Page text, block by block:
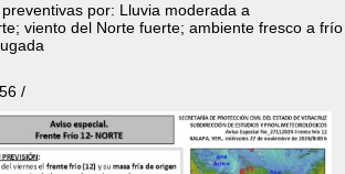
por: Lluvia moderada a
viento del Norte fuerte; ambiente fresco a frío
/